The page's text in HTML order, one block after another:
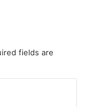
fields are